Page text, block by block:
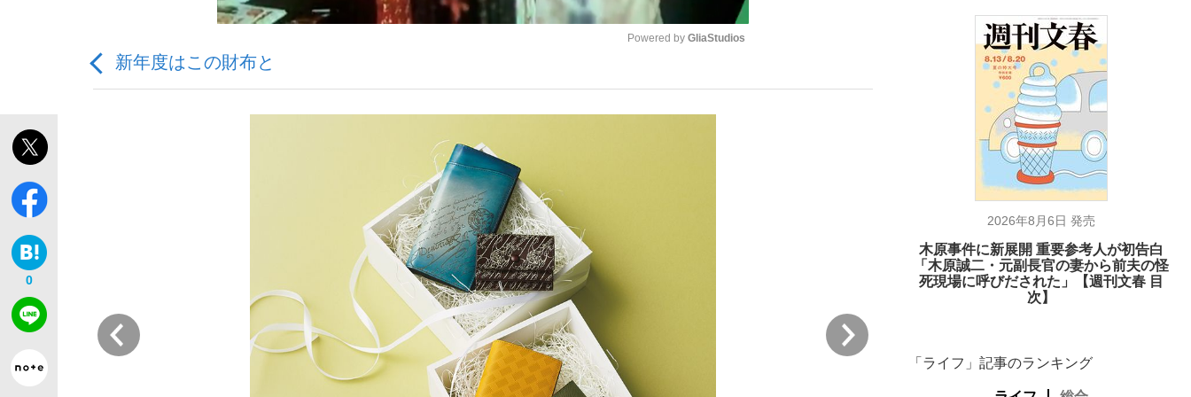
「敗因分析は一切聞かれなかった」侍ジャパン選手が証言した“NPB聞... 「クマが悪者扱いされているのが悲しい」『北の国から』倉本聰氏（91...
「目標達成できなかったからと言って…」サッカー日本代表・森保一監督...
観る将棋、読む将棋
もっと見る
Mute
Powered by GliaStudios
新年度はこの財布と
0
2026年8月6日 発売
木原事件に新展開 重要参考人が初告白
「木原誠二・元副長官の妻から前夫の怪
死現場に呼びだされた」【週刊文春 目
次】
「ライフ」記事のランキング